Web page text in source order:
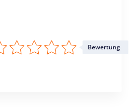
Bewertung